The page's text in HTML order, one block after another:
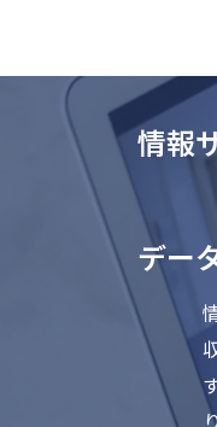
情報
デー